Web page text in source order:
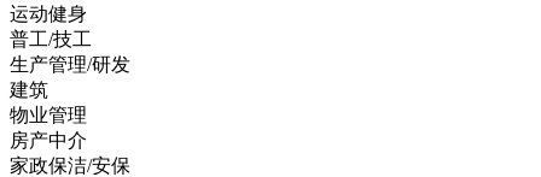
运动健身
普工/技工
生产管理/研发
建筑
物业管理
房产中介
家政保洁/安保